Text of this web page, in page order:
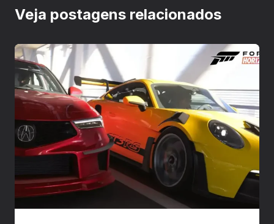
Veja postagens relacionados